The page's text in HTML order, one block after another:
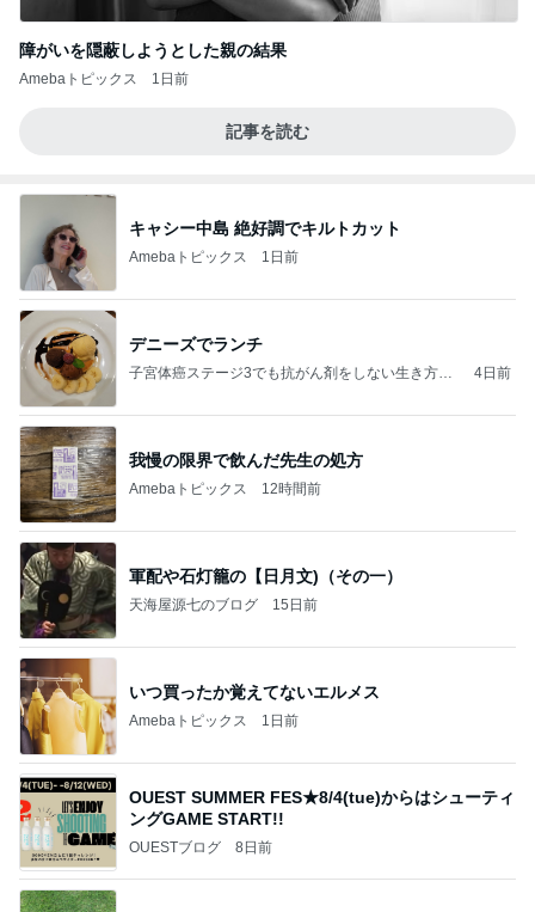
障がいを隠蔽しようとした親の結果
Amebaトピックス 1日前
記事を読む
キャシー中島 絶好調でキルトカット
Amebaトピックス 1日前
デニーズでランチ
子宮体癌ステージ3でも抗がん剤をしない生き方@
4日前
我慢の限界で飲んだ先生の処方
Amebaトピックス 12時間前
軍配や石灯籠の【日月文)（その一）
天海屋源七のブログ 15日前
いつ買ったか覚えてないエルメス
Amebaトピックス 1日前
OUEST SUMMER FES★8/4(tue)からはシューティ
ングGAME START!!
OUESTブログ 8日前